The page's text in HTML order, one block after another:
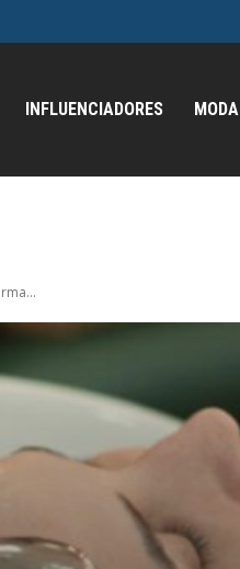
INFLUENCIADORES MODA